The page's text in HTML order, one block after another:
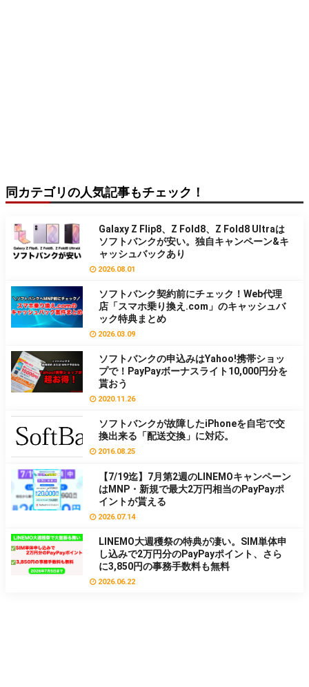
同カテゴリの人気記事もチェック！
Galaxy Z Flip8、Z Fold8、Z Fold8 Ultraは
ソフトバンクが安い。独自キャンペーン&キ
ャッシュバックあり
2026.08.01
ソフトバンク契約前にチェック！Web代理
店「スマホ乗り換え.com」のキャッシュバ
ック特典まとめ
2026.03.09
ソフトバンクの申込みはYahoo!携帯ショッ
プで！PayPayボーナスライト10,000円分を
貰おう
2020.11.26
ソフトバンクが故障したiPhoneを自宅で交
換出来る「配送交換」に対応。
2016.08.25
【7/19迄】7月第2週のLINEMOキャンペーン
はMNP・新規で最大2万円相当のPayPayポ
イントが貰える
2026.07.14
LINEMO大週穫祭の特典が凄い。SIM単体申
し込みで2万円分のPayPayポイント、さら
に3,850円の事務手数料も無料
2026.06.22